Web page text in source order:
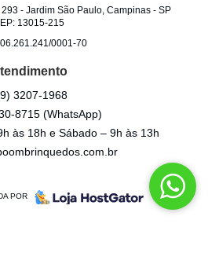
293- Jardim São Paulo, Campinas- SP
13015-215
0001-70
3207-1968
8715 (WhatsApp)
às 18h e Sábado – 9h às 13h
POR